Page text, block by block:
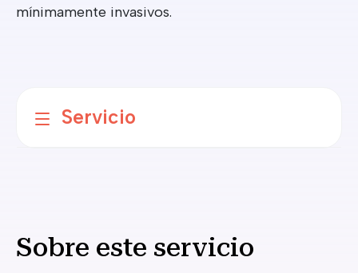
mínimamente invasivos.
Servicio
Sobre este servicio